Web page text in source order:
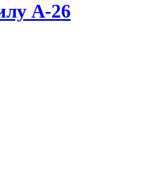
А-26